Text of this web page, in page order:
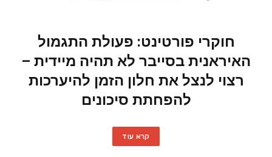
חוקרי פורטינט: פעולת התגמול
האיראנית בסייבר לא תהיה מיידית –
רצוי לנצל את חלון הזמן להיערכות
להפחתת סיכונים
קרא עוד